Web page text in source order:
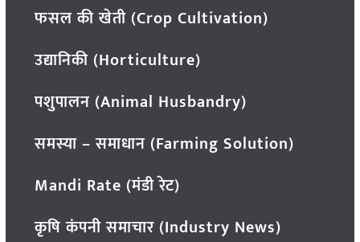
फसल की खेती (Crop Cultivation)
उद्यानिकी (Horticulture)
पशुपालन (Animal Husbandry)
समस्या – समाधान (Farming Solution)
Mandi Rate (मंडी रेट)
कृषि कंपनी समाचार (Industry News)